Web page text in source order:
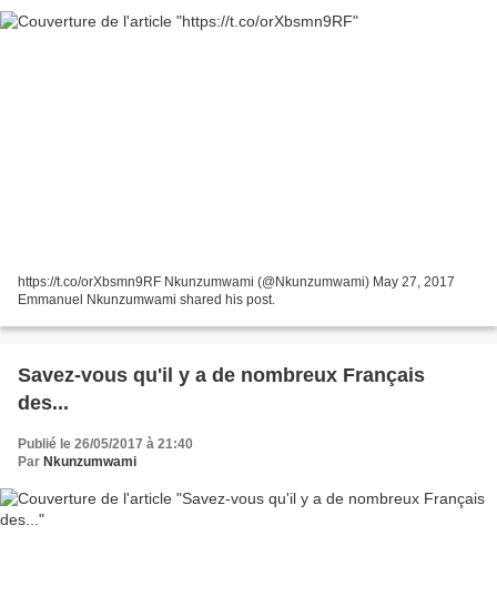
https://t.co/orXbsmn9RF Nkunzumwami (@Nkunzumwami) May 27, 2017
Emmanuel Nkunzumwami shared his post.
Savez-vous qu'il y a de nombreux Français
des...
Publié le 26/05/2017 à 21:40
Par Nkunzumwami